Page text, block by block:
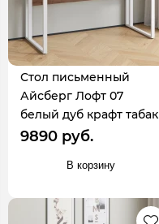
Стол письменный
Айсберг Лофт 07
белый дуб крафт табак
9890 руб.
В корзину